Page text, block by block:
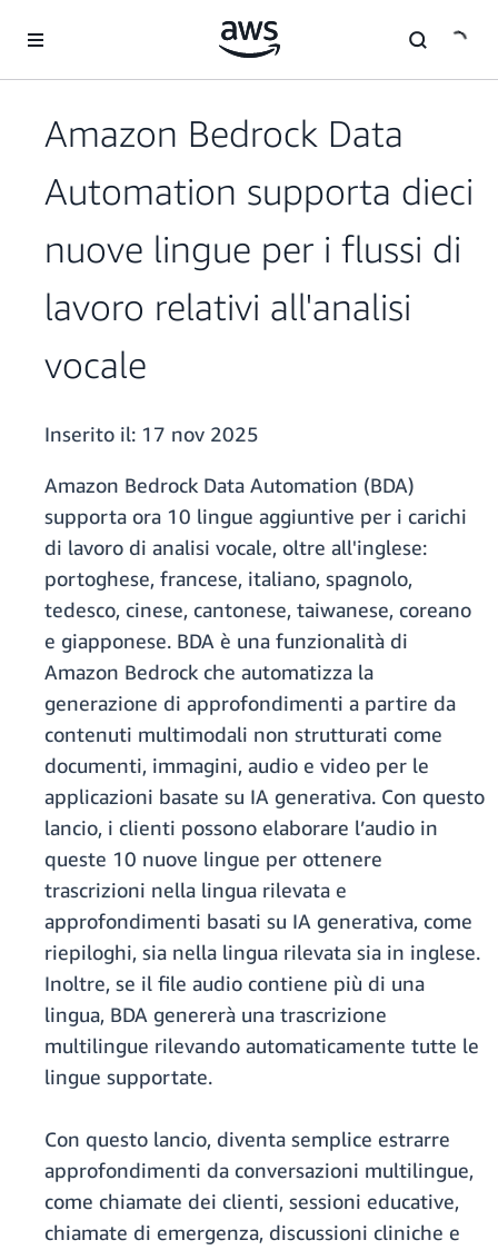
Amazon Bedrock Data
Automation supporta dieci
nuove lingue per i flussi di
lavoro relativi all'analisi
vocale
Inserito il: 17 nov 2025
Amazon Bedrock Data Automation (BDA)
supporta ora 10 lingue aggiuntive per i carichi
di lavoro di analisi vocale, oltre all'inglese:
portoghese, francese, italiano, spagnolo,
tedesco, cinese, cantonese, taiwanese, coreano
e giapponese. BDA è una funzionalità di
Amazon Bedrock che automatizza la
generazione di approfondimenti a partire da
contenuti multimodali non strutturati come
documenti, immagini, audio e video per le
applicazioni basate su IA generativa. Con questo
lancio, i clienti possono elaborare l’audio in
queste 10 nuove lingue per ottenere
trascrizioni nella lingua rilevata e
approfondimenti basati su IA generativa, come
riepiloghi, sia nella lingua rilevata sia in inglese.
Inoltre, se il file audio contiene più di una
lingua, BDA genererà una trascrizione
multilingue rilevando automaticamente tutte le
lingue supportate.
Con questo lancio, diventa semplice estrarre
approfondimenti da conversazioni multilingue,
come chiamate dei clienti, sessioni educative,
chiamate di emergenza, discussioni cliniche e